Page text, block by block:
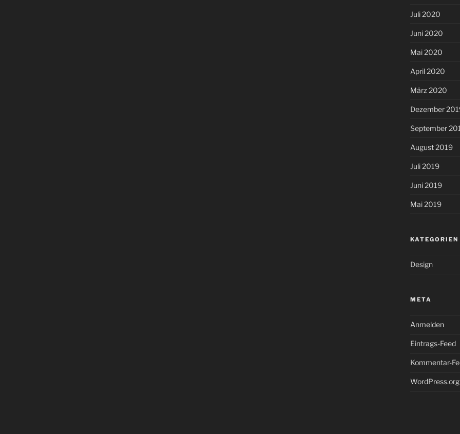
Juli 2020
Juni 2020
Mai 2020
April 2020
März 2020
Dezember
September
August 2019
Juli 2019
Juni 2019
Mai 2019
KATEGORIEN
Design
META
Anmelden
Eintrags-Feed
Kommentar-
WordPress.org